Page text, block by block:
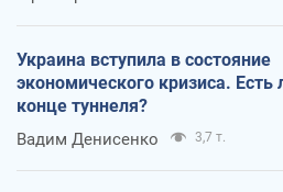
Украина вступила в состояние
экономического кризиса. Есть
конце туннеля?
Вадим Денисенко 3,7 т.